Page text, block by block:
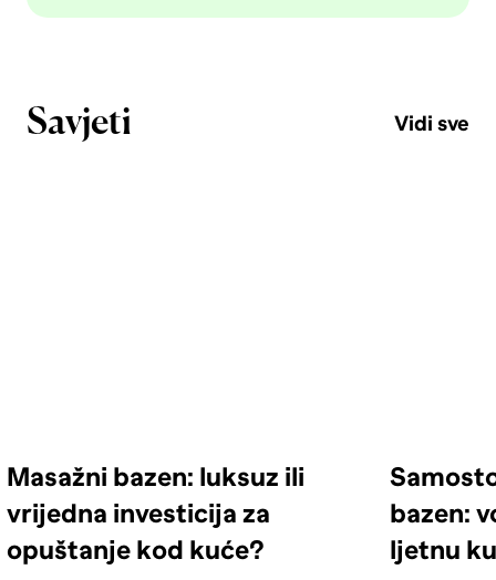
Savjeti Vidi sve
Masažni bazen: luksuz ili
vrijedna investicija za
opuštanje kod kuće?
bazen:
ljetnu